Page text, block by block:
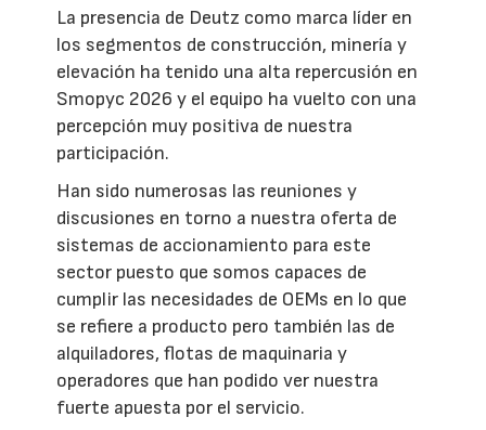
La presencia de Deutz como marca líder en
los segmentos de construcción, minería y
elevación ha tenido una alta repercusión en
Smopyc 2026 y el equipo ha vuelto con una
percepción muy positiva de nuestra
participación.
Han sido numerosas las reuniones y
discusiones en torno a nuestra oferta de
sistemas de accionamiento para este
sector puesto que somos capaces de
cumplir las necesidades de OEMs en lo que
se refiere a producto pero también las de
alquiladores, flotas de maquinaria y
operadores que han podido ver nuestra
fuerte apuesta por el servicio.